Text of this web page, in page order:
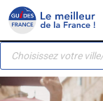
Panneau de gestion
Skip
content
Recherche
produits